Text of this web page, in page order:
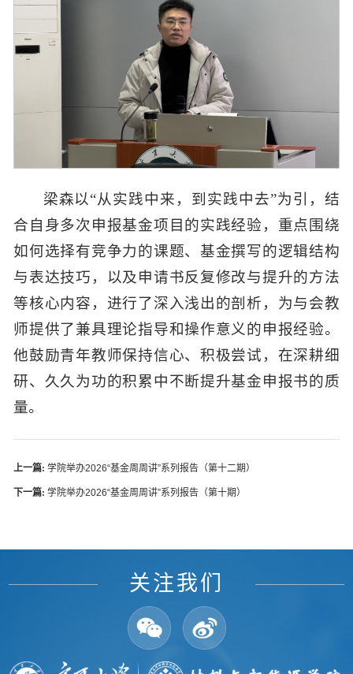
梁森以“从实践中来，到实践中去”为引，结
合自身多次申报基金项目的实践经验，重点围绕
如何选择有竞争力的课题、基金撰写的逻辑结构
与表达技巧，以及申请书反复修改与提升的方法
等核心内容，进行了深入浅出的剖析，为与会教
师提供了兼具理论指导和操作意义的申报经验。
他鼓励青年教师保持信心、积极尝试，在深耕细
研、久久为功的积累中不断提升基金申报书的质
量。
上一篇:学院举办2026“基金周周讲”系列报告（第十二期）
下一篇:学院举办2026“基金周周讲”系列报告（第十期）
关注我们